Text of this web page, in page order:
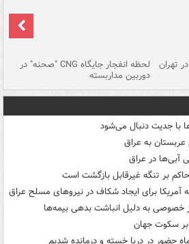
تهران لحظه انفجار جایگاه CNG "صحنه" در
دوربین مداربسته
با جدیت دنبال می‌شود
به عراق
بر تنگه غیرقابل بازگشت است
آمریکا برای ایجاد شکاف در نیروهای مسلح عراق
خصوصی به دلیل انباشت بدهی بیمه‌ها
سکوت جهان